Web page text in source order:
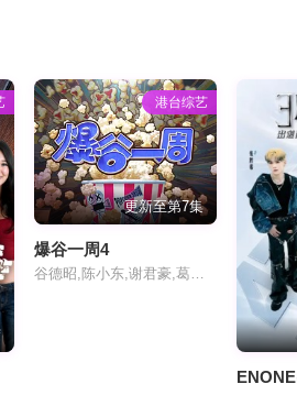
港台综艺
更新至第7集
爆谷一周4
谷德昭,陈小东,谢君豪,葛民辉,江熚生,谷垣健治,许学文,伍允龙,罗耀辉,杨乐文,王智德,何启华,麦天枢,白只,戴玉麒,谢咏欣,林嘉欣,钱裕扬,香胤宅,骆振伟